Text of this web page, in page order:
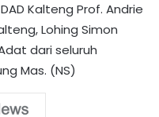
Kalteng Prof. Andrie
Lohing Simon
dari seluruh
Mas. (NS)